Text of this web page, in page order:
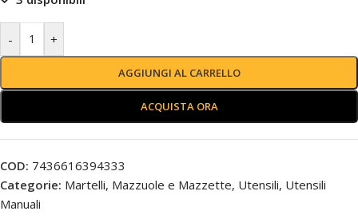
- +
AGGIUNGI AL CARRELLO
ACQUISTA ORA
COD: 7436616394333
Categorie: Martelli, Mazzuole e Mazzette, Utensili, Utensili
Manuali